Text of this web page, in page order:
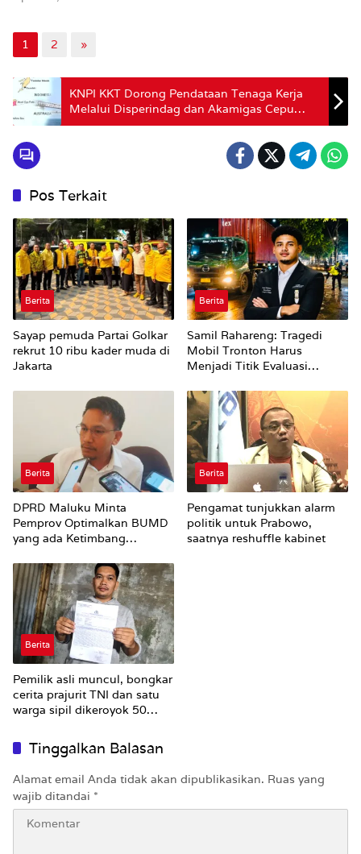
1 2 »
KNPI KKT Dorong Pendataan Tenaga Kerja
Melalui Disperindag dan Akamigas Cepu
Jelang Realisasi Blok Masela
Pos Terkait
Berita
Sayap pemuda Partai Golkar
rekrut 10 ribu kader muda di
Jakarta
Berita
Samil Rahareng: Tragedi
Mobil Tronton Harus
Menjadi Titik Evaluasi
Jalan di Kota Ambon
Berita
DPRD Maluku Minta
Pemprov Optimalkan BUMD
yang ada Ketimbang
Berita
Pengamat tunjukkan alarm
politik untuk Prabowo,
saatnya reshuffle kabinet
Berita
Pemilik asli muncul, bongkar
cerita prajurit TNI dan satu
warga sipil dikeroyok 50
V Tinggalkan Balasan
Alamat email Anda tidak akan dipublikasikan. Ruas yang
wajib ditandai *